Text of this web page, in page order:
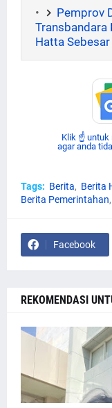
Pemprov
Transbandara
Hatta
Klik ☝ untuk
agar anda
Tags: Berita Berita
Berita Pemerintahan
Facebook
REKOMENDASI